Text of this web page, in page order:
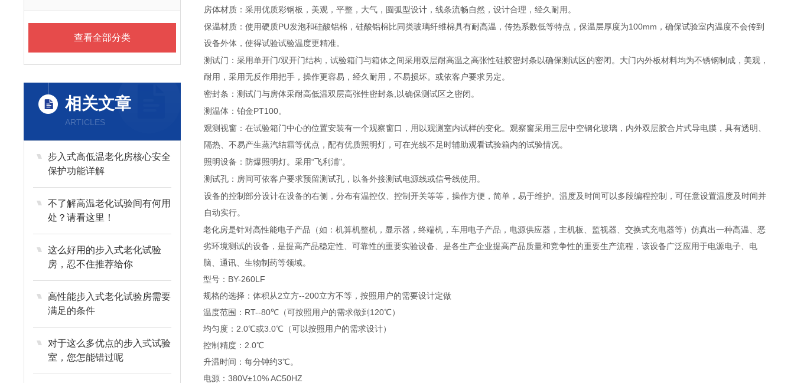
查看全部分类
相关文章
ARTICLES
步入式高低温老化房核心安全
保护功能详解
不了解高温老化试验间有何用
处？请看这里！
这么好用的步入式老化试验
房，忍不住推荐给你
高性能步入式老化试验房需要
满足的条件
对于这么多优点的步入式试验
室，您怎能错过呢
房体材质：采用优质彩钢板，美观，平整，大气，圆弧型设计，线条流畅自然，设计合理，经久耐用。
保温材质：使用硬质PU发泡和硅酸铝棉，硅酸铝棉比同类玻璃纤维棉具有耐高温，传热系数低等特点，保温层厚度为100mm，确保试验室内温度不会传到
设备外体，使得试验试验温度更精准。
测试门：采用单开门/双开门结构，试验箱门与箱体之间采用双层耐高温之高张性硅胶密封条以确保测试区的密闭。大门内外板材料均为不锈钢制成，美观，
耐用，采用无反作用把手，操作更容易，经久耐用，不易损坏。或依客户要求另定。
密封条：测试门与房体采耐高低温双层高张性密封条,以确保测试区之密闭。
测温体：铂金PT100。
观测视窗：在试验箱门中心的位置安装有一个观察窗口，用以观测室内试样的变化。观察窗采用三层中空钢化玻璃，内外双层胶合片式导电膜，具有透明、
隔热、不易产生蒸汽结霜等优点，配有优质照明灯，可在光线不足时辅助观看试验箱内的试验情况。
照明设备：防爆照明灯。采用“飞利浦"。
测试孔：房间可依客户要求预留测试孔，以备外接测试电源线或信号线使用。
设备的控制部分设计在设备的右侧，分布有温控仪、控制开关等等，操作方便，简单，易于维护。温度及时间可以多段编程控制，可任意设置温度及时间并
自动实行。
老化房是针对高性能电子产品（如：机算机整机，显示器，终端机，车用电子产品，电源供应器，主机板、监视器、交换式充电器等）仿真出一种高温、恶
劣环境测试的设备，是提高产品稳定性、可靠性的重要实验设备、是各生产企业提高产品质量和竞争性的重要生产流程，该设备广泛应用于电源电子、电
脑、通讯、生物制药等领域。
型号：BY-260LF
规格的选择：体积从2立方--200立方不等，按照用户的需要设计定做
温度范围：RT--80℃（可按照用户的需求做到120℃）
均匀度：2.0℃或3.0℃（可以按照用户的需求设计）
控制精度：2.0℃
升温时间：每分钟约3℃。
电源：380V±10% AC50HZ